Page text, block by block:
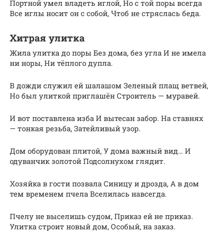
Портной умел владеть иглой, Но с той поры всегда
Все иглы носит он с собой, Чтоб не стряслась беда.
Хитрая улитка
Жила улитка до поры Без дома, без угла И не имела
ни норы, Ни тёплого дупла.
В дожди служил ей шалашом Зеленый плащ ветвей,
Но был улиткой приглашён Строитель — муравей.
И вот поставлена изба И вытесан забор. На ставнях
— тонкая резьба, Затейливый узор.
Дом оборудован плитой, У дома важный вид… И
одуванчик золотой Подсолнухом глядит.
Хозяйка в гости позвала Синицу и дрозда, А в дом
тем временем пчела Вселилась навсегда.
Пчелу не выселишь судом, Приказ ей не приказ.
Улитка строит новый дом, Особый, на заказ.